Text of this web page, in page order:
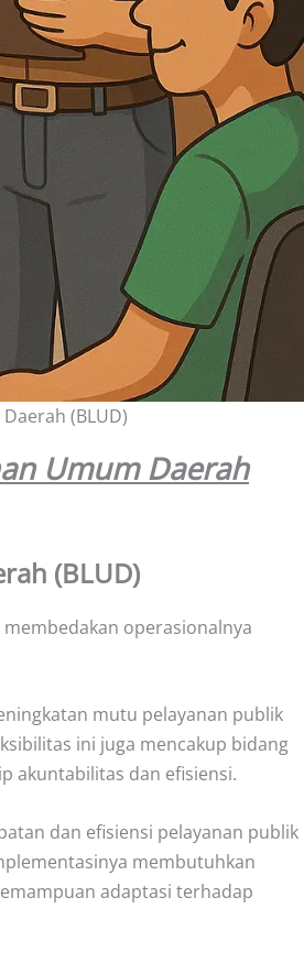
(BLUD)
Umum Daerah
(BLUD)
operasionalnya
mutu pelayanan publik
ini juga mencakup bidang
akuntabilitas dan efisiensi.
dan efisiensi pelayanan publik
membutuhkan
adaptasi terhadap